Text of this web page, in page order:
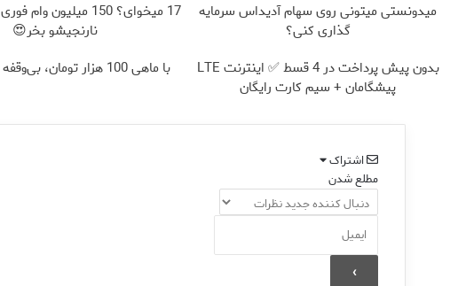
میدونستی میتونی روی سهام آدیداس سرمایه
گذاری کنی؟
17 میخوای؟ 150 میلیون
نارنجیشو بخر😍
بدون پیش پرداخت در 4 قسط ✅ اینترنت LTE
پیشگامان + سیم کارت رایگان
با ماهی 100 هزار تومان، بی‌وقفه دانلود کن!!
اشتراک
مطلع شدن